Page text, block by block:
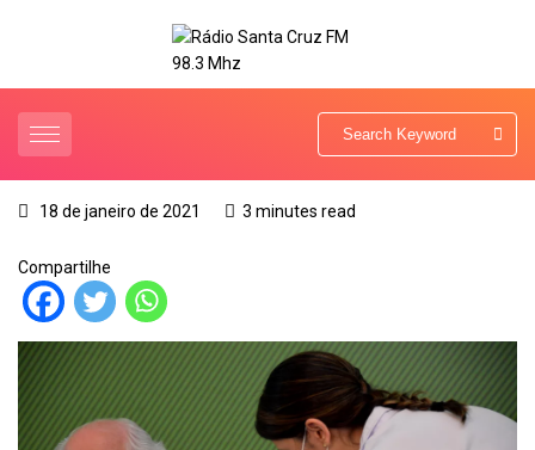
18 de janeiro de 2021 3 minutes read
Compartilhe